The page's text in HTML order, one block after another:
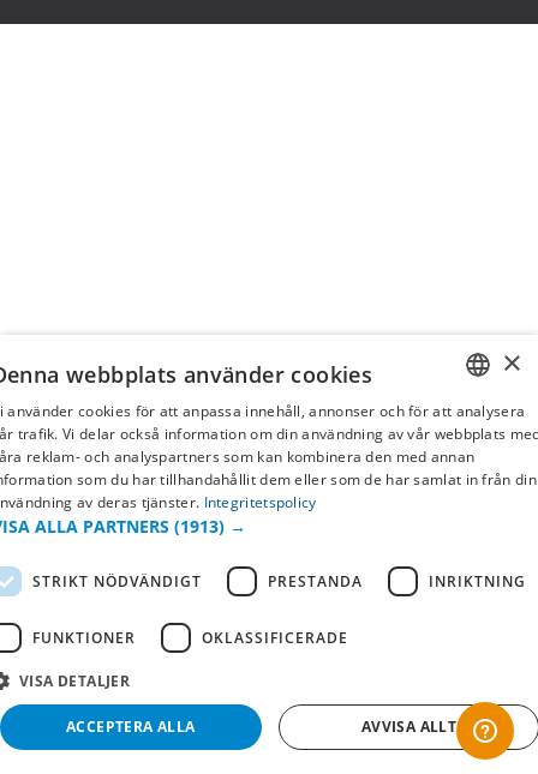
SWEDISH
FI
×
webbplats använder cookies
använder cookies för att anpassa innehåll, annonser och för att analysera
trafik. Vi delar också information om din användning av vår webbplats
reklam- och analyspartners som kan kombinera den med annan
som du har tillhandahållit dem eller som de har samlat in från din
av deras tjänster. Integritetspolicy
ALLA PARTNERS (1913) →
STRIKT NÖDVÄNDIGT PRESTANDA INRIKTNING
FUNKTIONER OKLASSIFICERADE
VISA DETALJER
ACCEPTERA ALLA AVVISA ALLT